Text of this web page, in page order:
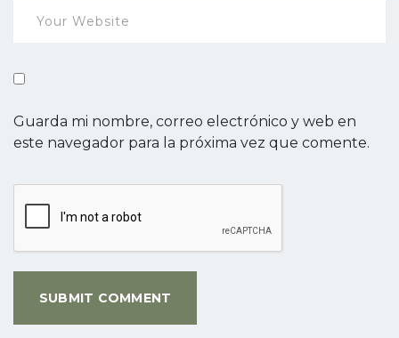
Guarda mi nombre, correo electrónico y web en
este navegador para la próxima vez que comente.